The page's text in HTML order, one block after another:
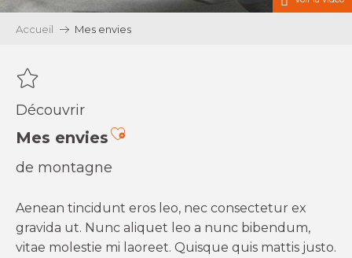
Accueil Mes envies
Découvrir
Mes enviesAjouter aux favoris
de montagne
Aenean tincidunt eros leo, nec consectetur ex
gravida ut. Nunc aliquet leo a nunc bibendum,
vitae molestie mi laoreet. Quisque quis mattis justo.